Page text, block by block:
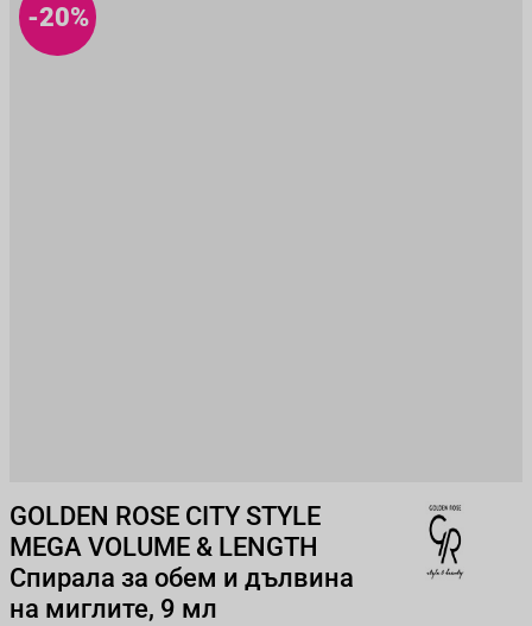
-20%
GOLDEN ROSE CITY STYLE
MEGA VOLUME & LENGTH
Спирала за обем и дълвина
на миглите, 9 мл